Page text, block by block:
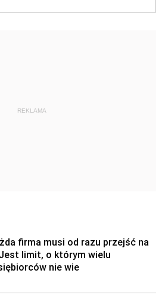
REKLAMA
firma musi od razu przejść na
Jest limit, o którym wielu
nie wie